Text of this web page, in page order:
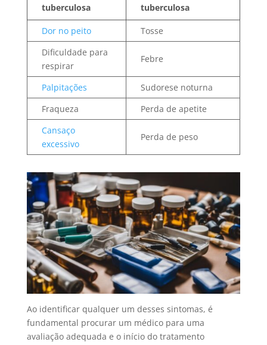
tuberculosa
tuberculosa
Dor no peito
Tosse
Dificuldade para
respirar
Febre
Palpitações
Sudorese noturna
Fraqueza
Perda de apetite
Cansaço
excessivo
Perda de peso
Ao identificar qualquer um desses sintomas, é
fundamental procurar um médico para uma
avaliação adequada e o início do tratamento